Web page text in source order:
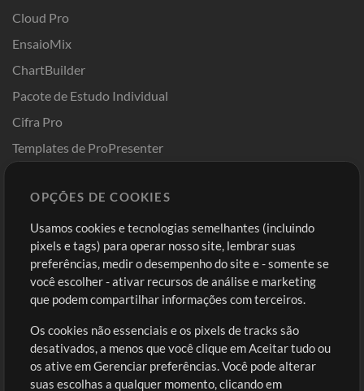
Cloud Pro
EnsaioMix
ChartBuilder
Pacote de Estudo Individual
Cifra Pro
Templates de ProPresenter
Comprar Créditos
Conteúdo Grátis
Solicite uma Música
Extras
Sessões
Envie seu conteúdo
Entre
Cadastre-se
Ir ao carrinho
OPÇÕES DE COOKIES
Usamos cookies e tecnologias semelhantes (incluindo
pixels e tags) para operar nosso site, lembrar suas
preferências, medir o desempenho do site e - somente se
você escolher - ativar recursos de análise e marketing
que podem compartilhar informações com terceiros.
Os cookies não essenciais e os pixels de tracks são
desativados, a menos que você clique em Aceitar tudo ou
os ative em Gerenciar preferências. Você pode alterar
suas escolhas a qualquer momento, clicando em